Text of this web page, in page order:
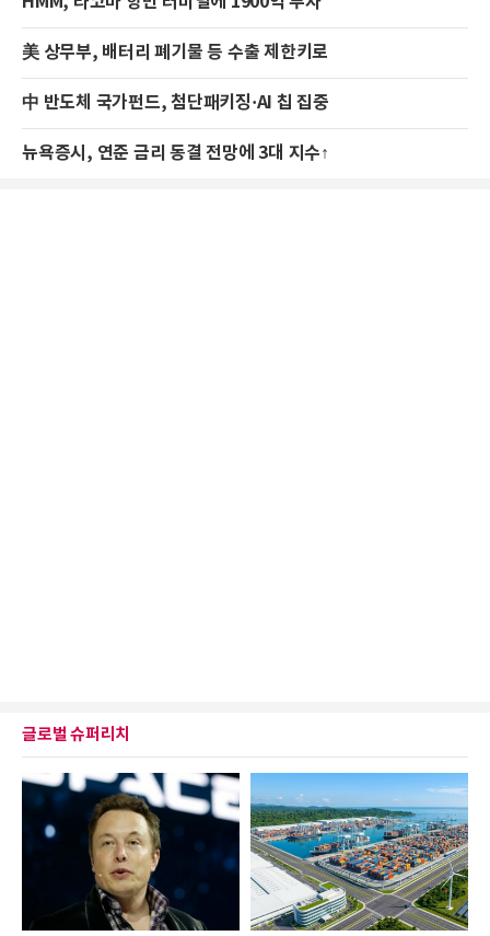
美 상무부, 배터리 폐기물 등 수출 제한키로
中 반도체 국가펀드, 첨단패키징·AI 칩 집중
뉴욕증시, 연준 금리 동결 전망에 3대 지수↑
글로벌 슈퍼리치